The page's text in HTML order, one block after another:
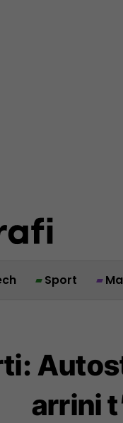
Sport
arrini